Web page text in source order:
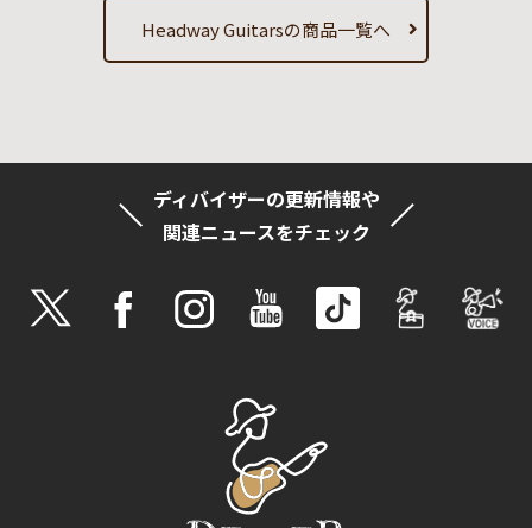
Headway Guitarsの商品一覧へ
ディバイザーの更新情報や
関連ニュースをチェック